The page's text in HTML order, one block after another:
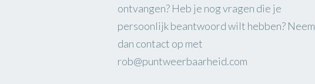
ontvangen? Heb je nog vragen die je
persoonlijk beantwoord wilt hebben? Neem
dan contact op met
rob@puntweerbaarheid.com